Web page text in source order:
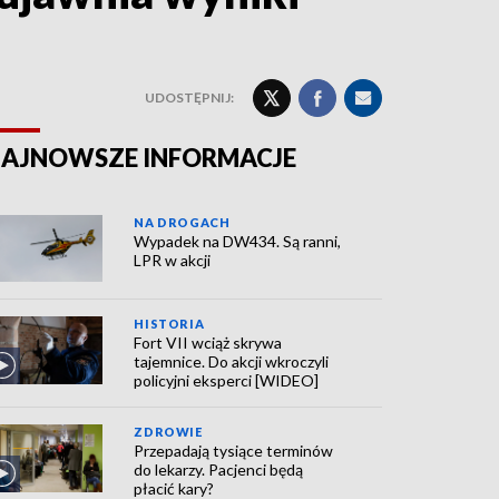
UDOSTĘPNIJ:
INFORMACJE
NA DROGACH
Wypadek na DW434. Są ranni,
LPR w akcji
HISTORIA
Fort VII wciąż skrywa
tajemnice. Do akcji wkroczyli
policyjni eksperci [WIDEO]
ZDROWIE
Przepadają tysiące terminów
do lekarzy. Pacjenci będą
płacić kary?